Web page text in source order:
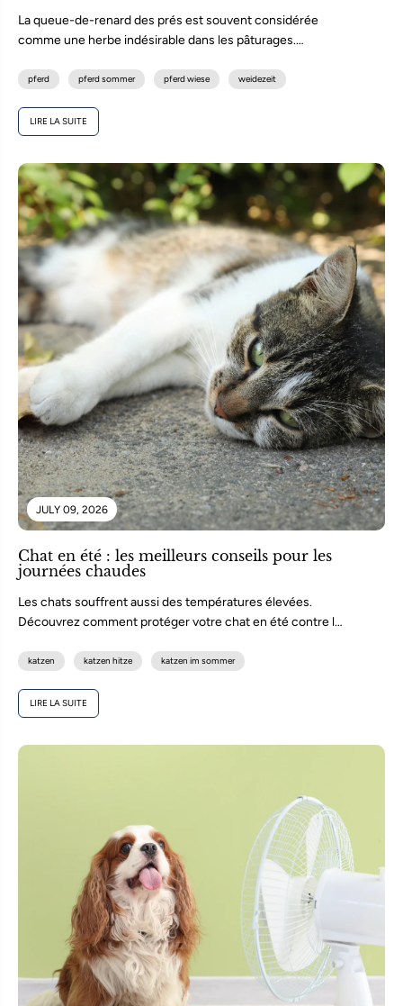
La queue-de-renard des prés est souvent considérée
comme une herbe indésirable dans les pâturages.
pferd pferd sommer pferd wiese weidezeit
LIRE LA SUITE
JULY 09, 2026
Chat en été : les meilleurs conseils pour les
journées chaudes
Les chats souffrent aussi des températures élevées.
Découvrez comment protéger votre chat en été contre la
katzen katzen hitze katzen im sommer
LIRE LA SUITE